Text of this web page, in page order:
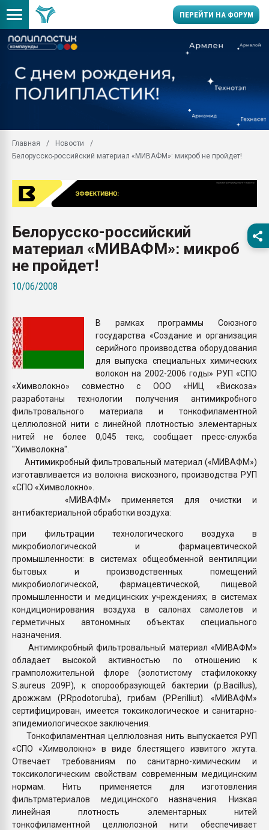
ПЕРЕЙТИ НА ФОРУМ
Вакуум-формовочные
28.07.2026
бутылок
Материал поверхности
вакуумного
Продам отходы
Главная
Новости
Белорусско-российский материал «МИВАФМ»: микроб не пройдет!
Белорусско-российский
материал «МИВАФМ»: микроб
не пройдет!
10/06/2008
В рамках программы Союзного
государства «Создание и организация
серийного производства оборудования
для выпуска специальных химических
волокон на 2002-2006 годы» РУП «СПО
«Химволокно» совместно с ООО «НИЦ «Вискоза»
разработаны технологии получения антимикробного
фильтровального материала и тонкофиламентной
целлюлозной нити с линейной плотностью элементарных
нитей не более 0,045 текс, сообщает пресс-служба
"Химволокна".
Антимикробный фильтровальный материал («МИВАФМ»)
изготавливается из волокна вискозного, производства РУП
«СПО «Химволокно».
«МИВАФМ» применяется для очистки и
антибактериальной обработки воздуха:
при фильтрации технологического воздуха в
микробиологической и фармацевтической
промышленности: в системах общеобменной вентиляции
бытовых и производственных помещений
микробиологической, фармацевтической, пищевой
промышленности и медицинских учреждениях; в системах
кондиционирования воздуха в салонах самолетов и
герметичных автономных объектах специального
назначения.
Антимикробный фильтровальный материал «МИВАФМ»
обладает высокой активностью по отношению к
грамположительной флоре (золотистому стафилококку
S.aureus 209P), к спорообразующей бактерии (р.Bacillus),
дрожжам (P.Rpodotoruba), грибам (P.Perilliut). «МИВАФМ»
сертифицирован, имеется токсикологическое и санитарно-
эпидемиологическое заключения.
Тонкофиламентная целлюлозная нить выпускается РУП
«СПО «Химволокно» в виде блестящего извитого жгута.
Отвечает требованиям по санитарно-химическим и
токсикологическим свойствам современным медицинским
нормам. Нить применяется для изготовления
фильтрматериалов медицинского назначения. Низкая
линейная плотность элементарных нитей
тонкофиламентной целлюлозной нити обеспечивает